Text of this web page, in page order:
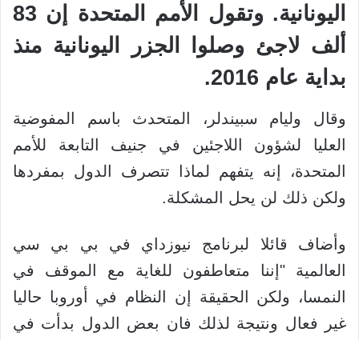
اليونانية. وتقول الأمم المتحدة إن 83
ألف لاجئ وصلوا الجزر اليونانية منذ
بداية عام 2016.
وقال وليام سبيندلر، المتحدث باسم المفوضية
العليا لشؤون اللاجئين في جنيف التابعة للأمم
المتحدة، إنه يتفهم لماذا تتصرف الدول بمفردها
ولكن ذلك لن يحل المشكلة.
وأضاف قائلا لبرنامج نيوزداي في بي بي سي
العالمية "إننا متعاطفون للغاية مع الموقف في
النمسا، ولكن الحقيقة إن النظام في أوروبا حاليا
غير فعال ونتيجة لذلك فان بعض الدول بدأت في